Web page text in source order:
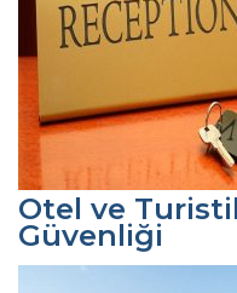
Otel ve
Güvenliği